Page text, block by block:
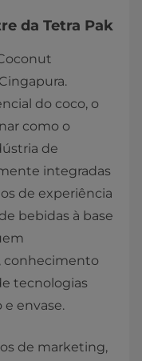
da Tetra Pak​
do coco, o
como o
de
integradas
de experiência
bebidas à base
conhecimento
tecnologias
envase.
de marketing,